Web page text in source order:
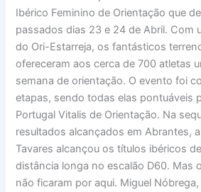
Ibérico Feminino de Orientação que
passados dias 23 e 24 de Abril. Com
do Ori-Estarreja, os fantásticos
ofereceram aos cerca de 700 atletas
semana de orientação. O evento foi
etapas, sendo todas elas pontuáveis
Portugal Vitalis de Orientação. Na
resultados alcançados em Abrantes,
Tavares alcançou os títulos ibéricos
distância longa no escalão D60. Mas
não ficaram por aqui. Miguel